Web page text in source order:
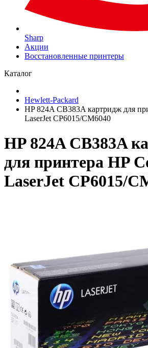
Sharp
Акции
Восстановленные принтеры
Каталог
Hewlett-Packard
HP 824A CB383A картридж для
LaserJet CP6015/CM6040
HP 824A CB383A
для принтера HP
LaserJet CP6015/